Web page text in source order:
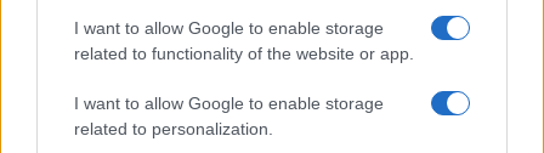
I want to allow Google to enable storage
related to functionality of the website or app.
I want to allow Google to enable storage
related to personalization.